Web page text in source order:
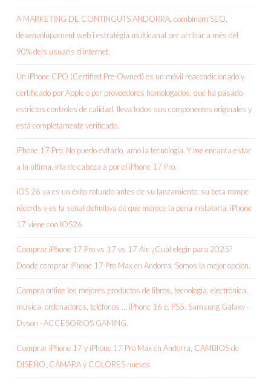
A MARKETING DE CONTINGUTS ANDORRA, combinem SEO,
desenvolupament web i estratègia multicanal per arribar a més del
90% dels usuaris d’internet.
Un iPhone CPO (Certified Pre-Owned) es un móvil reacondicionado y
certificado por Apple o por proveedores homologados, que ha pasado
estrictos controles de calidad, lleva todos sus componentes originales y
está completamente verificado.
iPhone 17 Pro. No puedo evitarlo, amo la tecnología. Y me encanta estar
a la última. Iría de cabeza a por el iPhone 17 Pro.
iOS 26 ya es un éxito rotundo antes de su lanzamiento: su beta rompe
récords y es la señal definitiva de que merece la pena instalarla. iPhone
17 viene con IOS26
Comprar iPhone 17 Pro vs 17 vs 17 Air. ¿Cuál elegir para 2025?
Donde comprar iPhone 17 Pro Max en Andorra. Somos la mejor opción.
Compra online los mejores productos de libros, tecnología, electrónica,
música, ordenadores, teléfonos … iPhone 16 e. PS5. Samsung Galaxy ·
Dyson · ACCESORIOS GAMING.
Comprar iPhone 17 y iPhone 17 Pro Max en Andorra, CAMBIOS de
DISEÑO, CÁMARA y COLORES nuevos